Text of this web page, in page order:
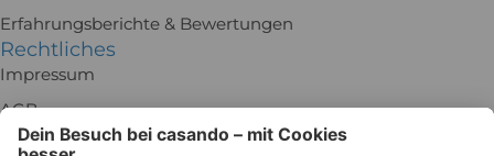
Erfahrungsberichte & Bewertungen
Rechtliches
Impressum
AGB
Rückgabe